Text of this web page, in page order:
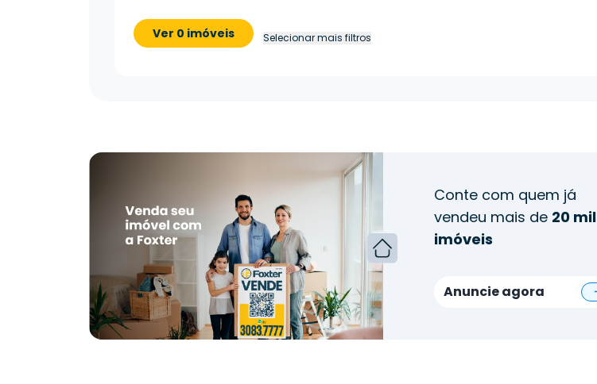
Ver 0 imóveis Selecionar mais filtros
Conte com quem já
vendeu mais de 20 mil
imóveis
Anuncie agora